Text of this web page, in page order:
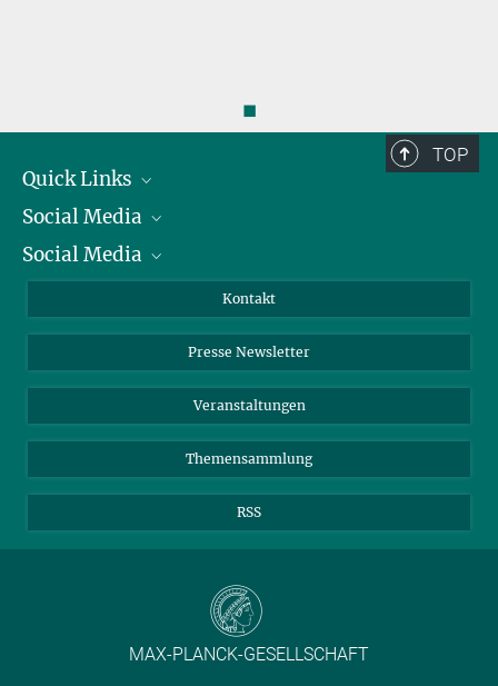
◼
TOP
Quick Links
Präsident
Zahlen und Fakten
Meldestelle Fehlverhalten
Social Media
Bluesky
TikTok
Social Media
Instagram
YouTube
Kontakt
Presse Newsletter
Veranstaltungen
Themensammlung
RSS
MAX-PLANCK-GESELLSCHAFT